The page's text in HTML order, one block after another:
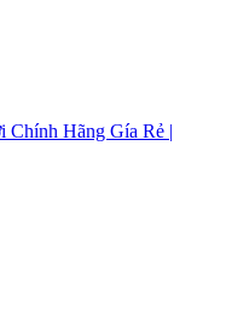
Chính Hãng Gía Rẻ |